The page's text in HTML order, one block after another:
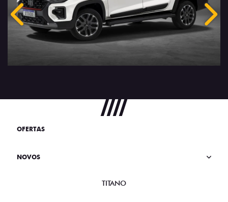
Anterior
OFERTAS
NOVOS
TITANO